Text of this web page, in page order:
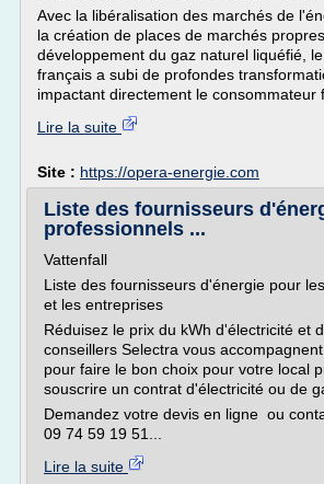
Avec la libéralisation des marchés de
la création de places de marchés
développement du gaz naturel liquéfié,
français a subi de profondes
impactant directement le consommateur
Lire la suite
Site : https://opera-energie.com
Liste des fournisseurs
professionnels ...
Vattenfall
Liste des fournisseurs d'énergie pour
et les entreprises
Réduisez le prix du kWh d'électricité et
conseillers Selectra vous
pour faire le bon choix pour votre local
souscrire un contrat d'électricité ou de
Demandez votre devis en ligne ou
09 74 59 19 51...
Lire la suite